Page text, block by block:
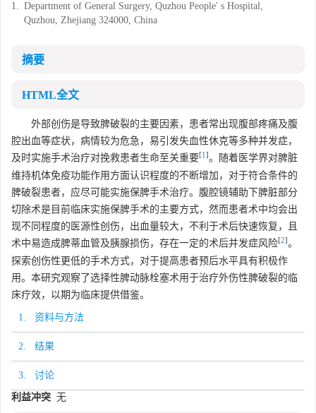
1. Department of General Surgery, Quzhou People' s Hospital,
Quzhou, Zhejiang 324000, China
摘要
HTML全文
外部创伤是导致脾破裂的主要因素，患者常出现腹部疼痛及腹
腔出血等症状，病情较为危急，易引发失血性休克等多种并发症，
及时实施手术治疗对挽救患者生命至关重要[1 ]。随着医学界对脾脏
维持机体免疫功能作用方面认识程度的不断增加，对于符合条件的
脾破裂患者，应尽可能实施保脾手术治疗。腹腔镜辅助下脾脏部分
切除术是目前临床实施保脾手术的主要方式，然而患者术中均会出
现不同程度的医源性创伤，出血量较大，不利于术后快速恢复，且
术中易造成脾蒂血管及胰腺损伤，存在一定的术后并发症风险[2]。
探索创伤性更低的手术方式，对于提高患者预后水平具有积极作
用。本研究观察了选择性脾动脉栓塞术用于治疗外伤性脾破裂的临
床疗效，以期为临床提供借鉴。
1. 资料与方法
2. 结果
3. 讨论
利益冲突 无